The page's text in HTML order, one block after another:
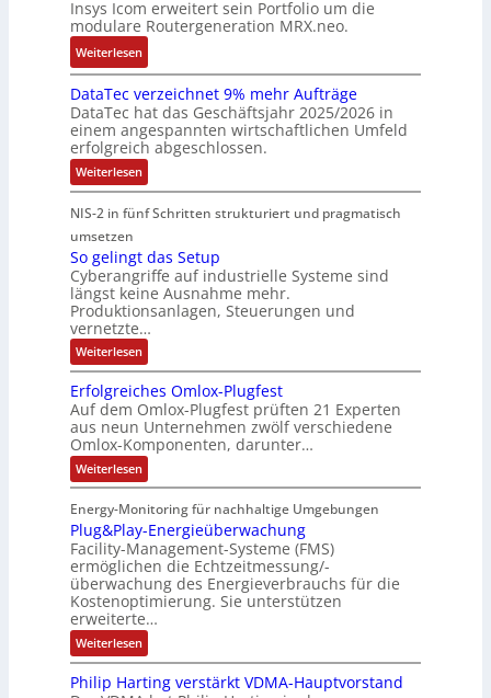
n
e
n
u
n
d
S
t
ö
r
a
n
ä
l
l
i
g
k
e
i
t
e
r
M
a
s
c
h
i
n
2
0
2
6
E
u
r
o
p
a
E
t
h
r
c
a
t
P
l
u
g
F
e
s
t
F
e
h
l
e
r
s
t
r
a
t
g
i
e
f
ü
r
D
I
N
-
S
c
h
i
e
n
e
n
-
N
e
b
a
s
i
e
r
t
e
I
n
d
s
t
r
i
e
c
o
m
p
u
t
e
r
e
r
h
a
l
t
e
n
Insys Icom erweitert sein Portfolio um die
modulare Routergeneration MRX.neo.
Weiterlesen:
M
o
d
u
l
a
r
e
o
u
t
e
r
g
e
n
e
r
a
t
i
o
n
k
o
m
b
i
n
DataTec verzeichnet 9% mehr Aufträge
DataTec hat das Geschäftsjahr 2025/2026 in
einem angespannten wirtschaftlichen Umfeld
erfolgreich abgeschlossen.
Weiterlesen:
D
t
e
c
v
e
z
e
i
c
h
n
e
t
9
%
m
e
A
u
f
t
r
ä
g
e
NIS-2 in fünf Schritten strukturiert und pragmatisch
umsetzen
So gelingt das Setup
Cyberangriffe auf industrielle Systeme sind
längst keine Ausnahme mehr.
Produktionsanlagen, Steuerungen und
vernetzte…
Weiterlesen:
S
o
g
e
i
n
g
t
d
a
s
S
e
t
u
p
Erfolgreiches Omlox-Plugfest
Auf dem Omlox-Plugfest prüften 21 Experten
aus neun Unternehmen zwölf verschiedene
Omlox-Komponenten, darunter…
Weiterlesen:
E
f
o
l
g
r
e
i
c
h
e
s
O
Energy-Monitoring für nachhaltige Umgebungen
Plug&Play-Energieüberwachung
Facility-Management-Systeme (FMS)
ermöglichen die Echtzeitmessung/-
überwachung des Energieverbrauchs für die
Kostenoptimierung. Sie unterstützen
erweiterte…
Weiterlesen:
P
u
Philip Harting verstärkt VDMA-Hauptvorstand